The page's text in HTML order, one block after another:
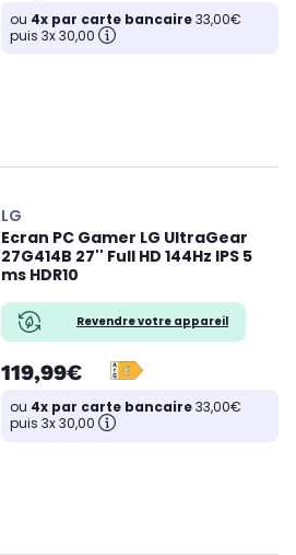
ou 4x par carte bancaire33,00€
puis 3x 30,00
LG
Ecran PC Gamer LG UltraGear
27G414B 27'' Full HD 144Hz IPS 5
ms HDR10
Revendre votre appareil
119,99€
ou 4x par carte bancaire33,00€
puis 3x 30,00